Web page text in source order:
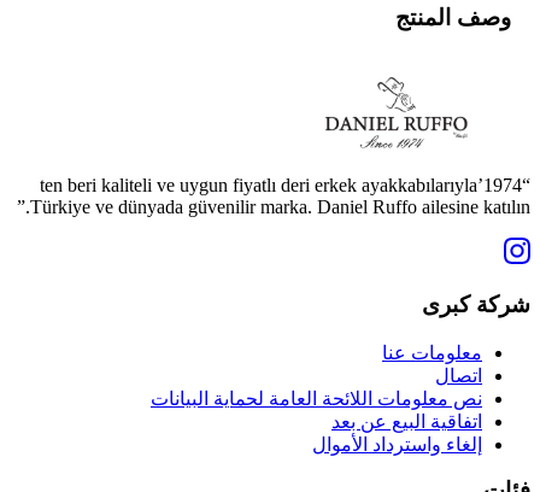
وصف المنتج
“1974’ten beri kaliteli ve uygun fiyatlı deri erkek ayakkabılarıyla
Türkiye ve dünyada güvenilir marka. Daniel Ruffo ailesine katılın.”
شركة كبرى
معلومات عنا
اتصال
نص معلومات اللائحة العامة لحماية البيانات
اتفاقية البيع عن بعد
إلغاء واسترداد الأموال